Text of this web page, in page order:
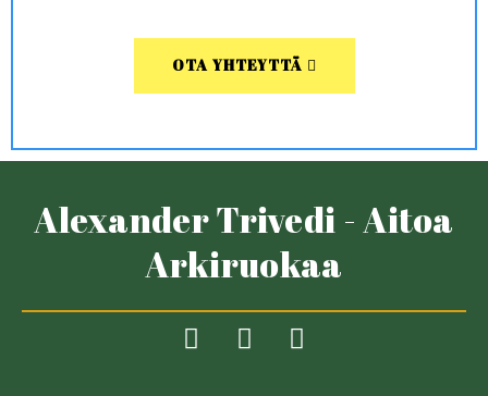
OTA YHTEYTTÄ
Alexander Trivedi - Aitoa
Arkiruokaa